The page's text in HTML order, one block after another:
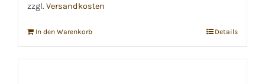
zzgl. Versandkosten
In den Warenkorb Details